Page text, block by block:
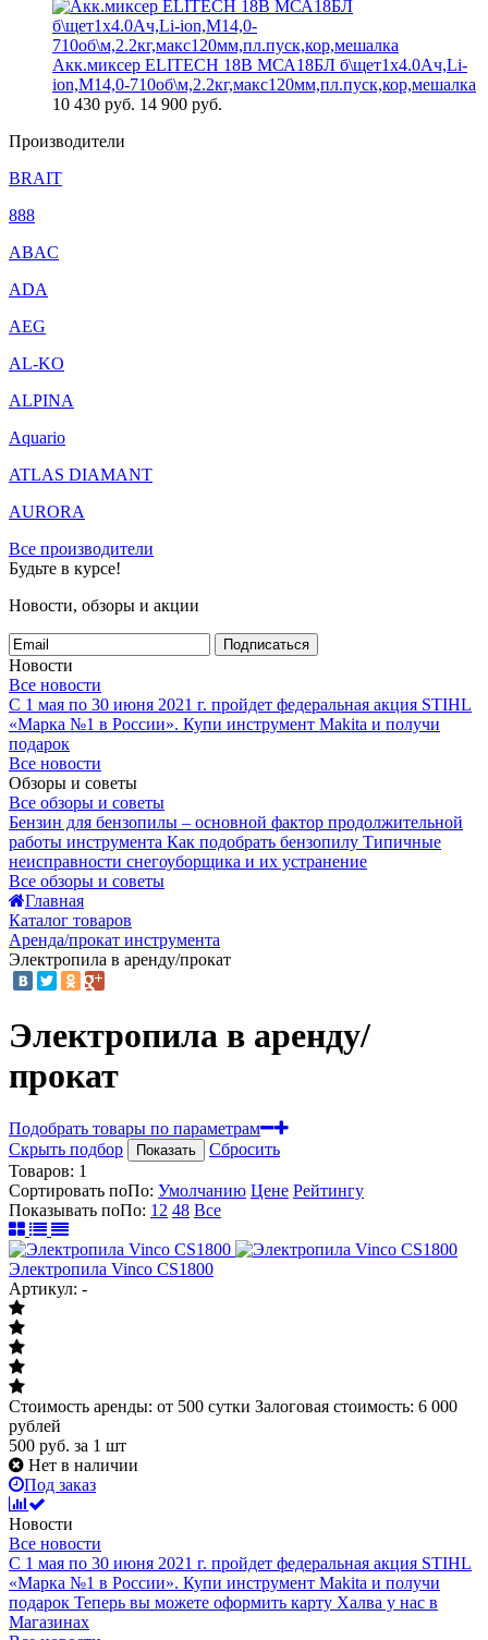
Акк.миксер ELITECH 18В МСА18БЛ б\щет1х4.0Ач,Li-
ion,М14,0-710об\м,2.2кг,макс120мм,пл.пуск,кор,мешалка
10 430 руб. 14 900 руб.
Производители
BRAIT
888
ABAC
ADA
AEG
AL-KO
ALPINA
Aquario
ATLAS DIAMANT
AURORA
Все производители
Будьте в курсе!
Новости, обзоры и акции
Подписаться
Новости
Все новости
С 1 мая по 30 июня 2021 г. пройдет федеральная акция STIHL
«Марка №1 в России». Купи инструмент Makita и получи
подарок
Все новости
Обзоры и советы
Все обзоры и советы
Бензин для бензопилы – основной фактор продолжительной
работы инструмента Как подобрать бензопилу Типичные
неисправности снегоуборщика и их устранение
Все обзоры и советы
Главная
Каталог товаров
Аренда/прокат инструмента
Электропила в аренду/прокат
Электропила в аренду/
прокат
Подобрать товары по параметрам
Скрыть подбор
Показать
Сбросить
Товаров: 1
Сортировать поПо: Умолчанию Цене Рейтингу
Показывать поПо: 12 48 Все
Электропила Vinco CS1800
Артикул: -
Стоимость аренды: от 500 сутки Залоговая стоимость: 6 000
рублей
500 руб. за 1 шт
Нет в наличии
Под заказ
Новости
Все новости
С 1 мая по 30 июня 2021 г. пройдет федеральная акция STIHL
«Марка №1 в России». Купи инструмент Makita и получи
подарок Теперь вы можете оформить карту Халва у нас в
Магазинах